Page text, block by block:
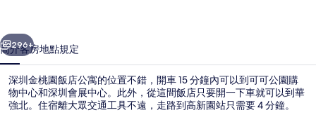
公
寓
的
相
個 下一個
296+
簡介客房地點規定
深圳金桃園飯店公寓的位置不錯，開車 15 分鐘內可以到可可公園購
物中心和深圳會展中心。此外，從這間飯店只要開一下車就可以到華
強北。住宿離大眾交通工具不遠，走路到高新園站只需要 4 分鐘。